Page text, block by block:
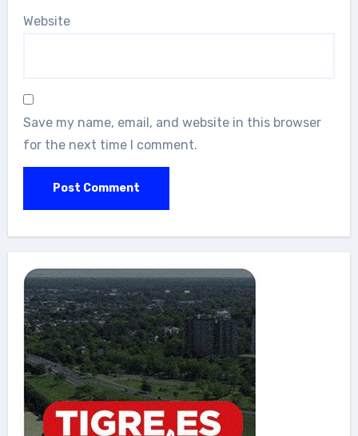
Website
Save my name, email, and website in this browser
for the next time I comment.